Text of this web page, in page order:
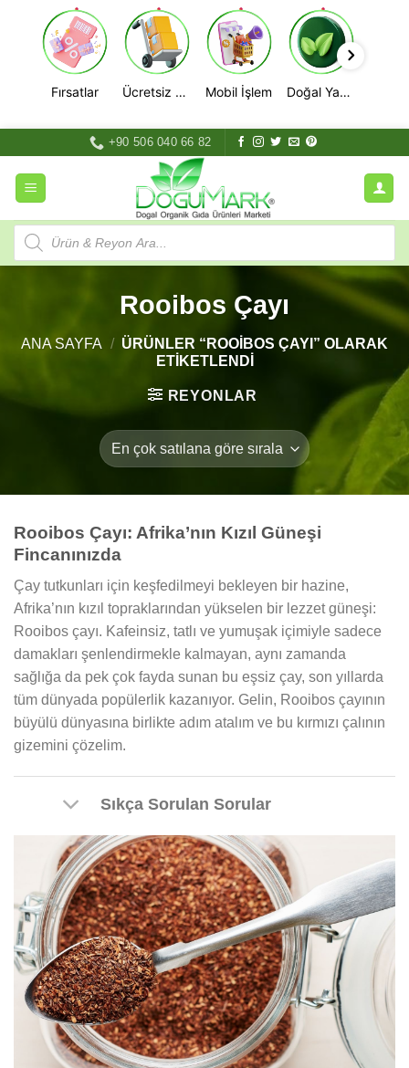
Fırsatlar Ücretsiz Kargo Mobil İşlem Doğal Yaşam
+90 506 040 66 82
Products
search
Rooibos Çayı
ANA SAYFA / ÜRÜNLER “ROOIBOS ÇAYI” OLARAK
ETIKETLENDI
REYONLAR
Rooibos Çayı: Afrika’nın Kızıl Güneşi
Fincanınızda
Çay tutkunları için keşfedilmeyi bekleyen bir hazine,
Afrika’nın kızıl topraklarından yükselen bir lezzet güneşi:
Rooibos çayı. Kafeinsiz, tatlı ve yumuşak içimiyle sadece
damakları şenlendirmekle kalmayan, aynı zamanda
sağlığa da pek çok fayda sunan bu eşsiz çay, son yıllarda
tüm dünyada popülerlik kazanıyor. Gelin, Rooibos çayının
büyülü dünyasına birlikte adım atalım ve bu kırmızı çalının
gizemini çözelim.
Sıkça Sorulan Sorular